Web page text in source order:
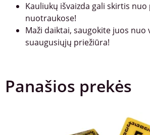
Kauliukų išvaizda gali skirtis
nuotraukose!
Maži daiktai, saugokite juos nuo
suaugusiųjų priežiūra!
Panašios prekės